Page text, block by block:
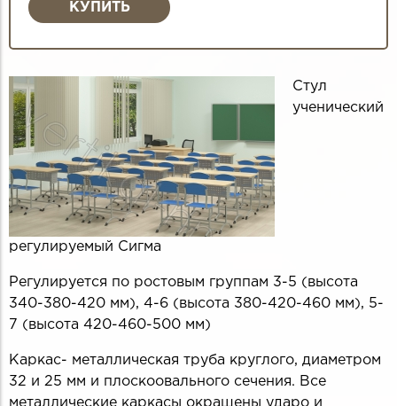
Стул
ученический
регулируемый Сигма
Регулируется по ростовым группам 3-5 (высота
340-380-420 мм), 4-6 (высота 380-420-460 мм), 5-
7 (высота 420-460-500 мм)
Каркас- металлическая труба круглого, диаметром
32 и 25 мм и плоскоовального сечения. Все
металлические каркасы окрашены ударо и